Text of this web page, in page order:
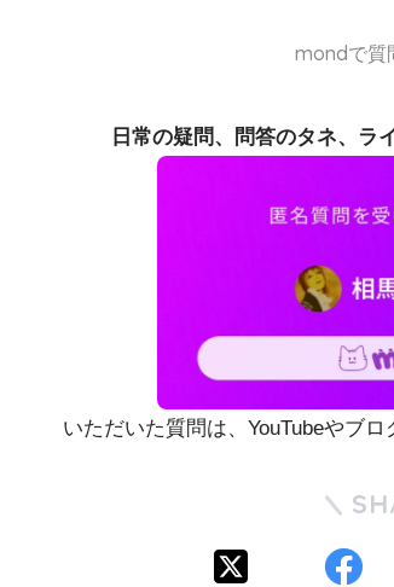
mondで質
日常の疑問、問答のタネ、ラ
いただいた質問は、YouTubeやブ